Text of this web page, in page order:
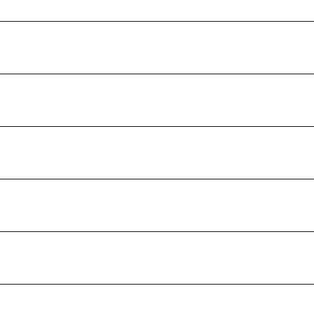
Basilicata
Molise
Bezirk Marijampolė
Northern Region
Woiwodschaft Masowien